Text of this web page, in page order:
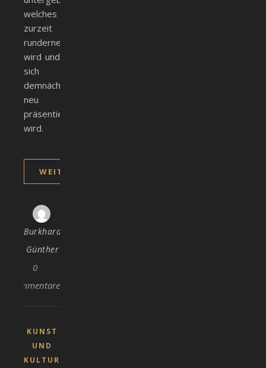
welches
zurzeit
runderneuert
wird und
sich
demnächst
neu
präsentieren
wird.
WEITERLESEN
Burkhard
Günther
0
Kommentare
KUNST
UND
KULTUR